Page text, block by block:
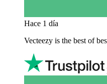
Hace 1 día
Vecteezy is the best of